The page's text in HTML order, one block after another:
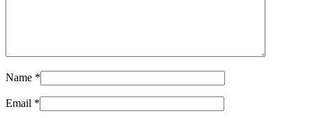
Name *
Email *